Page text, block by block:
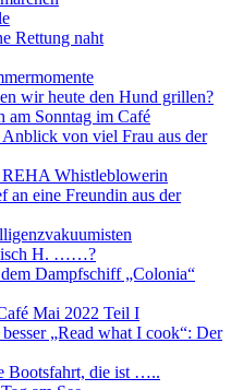
Rettung naht
wir heute den Hund grillen?
am Sonntag im Café
Anblick von viel Frau aus der
REHA Whistleblowerin
an eine Freundin aus der
H. ……?
Dampfschiff „Colonia“
Mai 2022 Teil I
„Read what I cook“: Der
Bootsfahrt, die ist …..